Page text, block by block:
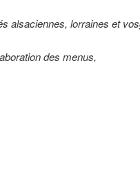
alsaciennes, lorraines et
des menus,